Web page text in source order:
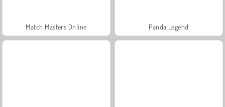
Match Masters Online Panda Legend